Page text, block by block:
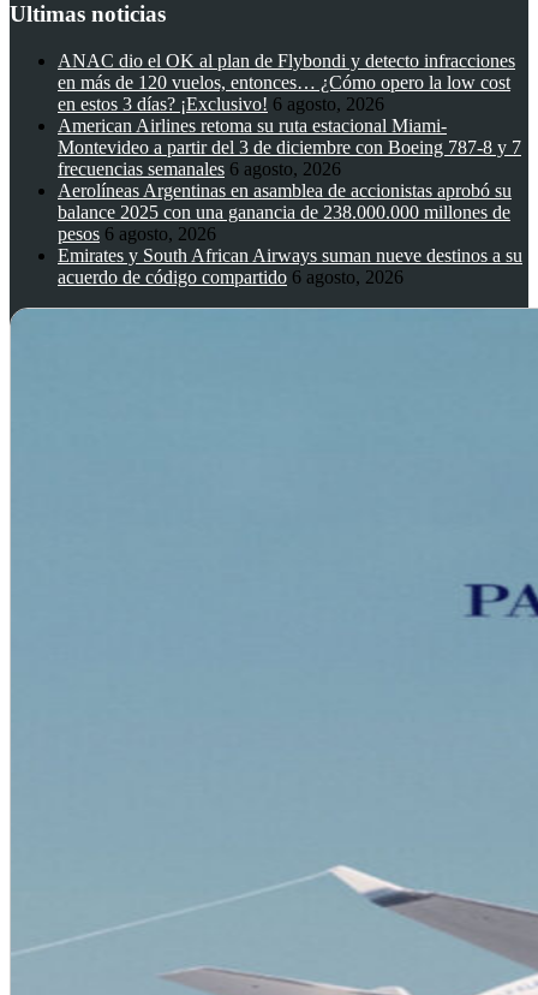
Ultimas noticias
ANAC dio el OK al plan de Flybondi y detecto infracciones
en más de 120 vuelos, entonces… ¿Cómo opero la low cost
en estos 3 días? ¡Exclusivo! 6 agosto, 2026
American Airlines retoma su ruta estacional Miami-
Montevideo a partir del 3 de diciembre con Boeing 787-8 y 7
frecuencias semanales 6 agosto, 2026
Aerolíneas Argentinas en asamblea de accionistas aprobó su
balance 2025 con una ganancia de 238.000.000 millones de
pesos 6 agosto, 2026
Emirates y South African Airways suman nueve destinos a su
acuerdo de código compartido 6 agosto, 2026